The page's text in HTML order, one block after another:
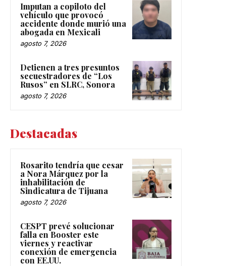
Imputan a copiloto del
vehículo que provocó
accidente donde murió una
abogada en Mexicali
agosto 7, 2026
Detienen a tres presuntos
secuestradores de “Los
Rusos” en SLRC, Sonora
agosto 7, 2026
Destacadas
Rosarito tendría que cesar
a Nora Márquez por la
inhabilitación de
Sindicatura de Tijuana
agosto 7, 2026
CESPT prevé solucionar
falla en Booster este
viernes y reactivar
conexión de emergencia
con EE.UU.